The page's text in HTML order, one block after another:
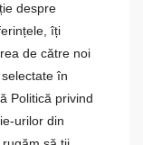
despre
îți
de către noi
în
Politică privind
urilor din